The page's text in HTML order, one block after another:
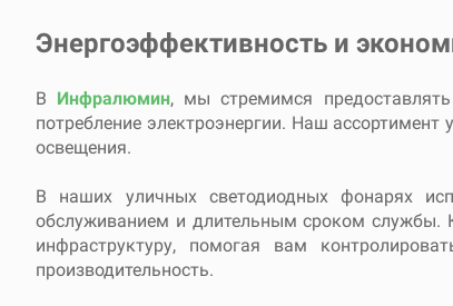
Энергоэффективность и
В Инфралюмин, мы стремимся
потребление электроэнергии. Наш
освещения.
В наших уличных светодиодных фонарях
обслуживанием и длительным сроком службы.
инфраструктуру, помогая вам
производительность.